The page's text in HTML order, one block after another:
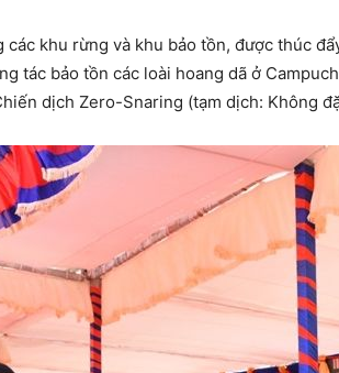
các khu rừng và khu bảo tồn, được thúc
tác bảo tồn các loài hoang dã ở
dịch Zero-Snaring (tạm dịch: Không